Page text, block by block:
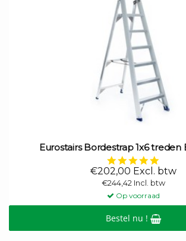
Eurostairs Bordestrap 1x6 treden
star
rating
€202,00 Excl. btw
€244,42 Incl. btw
Op voorraad
Bestel nu !